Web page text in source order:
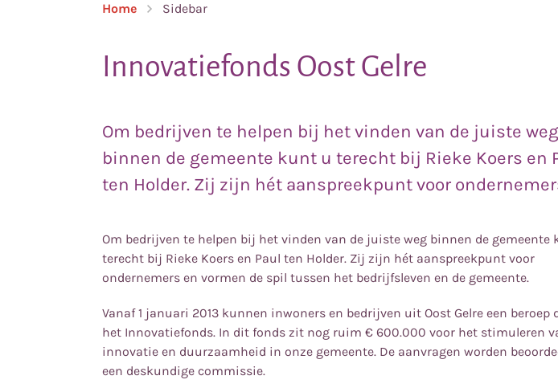
Home Sidebar
Innovatiefonds Oost Gelre
Om bedrijven te helpen bij het vinden van de juiste weg
binnen de gemeente kunt u terecht bij Rieke Koers en
ten Holder. Zij zijn hét aanspreekpunt voor
Om bedrijven te helpen bij het vinden van de juiste weg binnen de gemeente
terecht bij Rieke Koers en Paul ten Holder. Zij zijn hét aanspreekpunt voor
ondernemers en vormen de spil tussen het bedrijfsleven en de gemeente.
Vanaf 1 januari 2013 kunnen inwoners en bedrijven uit Oost Gelre een beroep
het Innovatiefonds. In dit fonds zit nog ruim € 600.000 voor het stimuleren
innovatie en duurzaamheid in onze gemeente. De aanvragen worden
een deskundige commissie.